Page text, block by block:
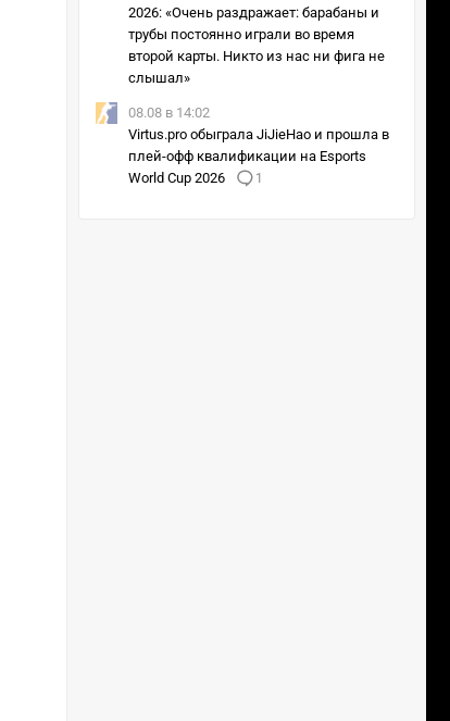
2026: «Очень раздражает: барабаны и
трубы постоянно играли во время
второй карты. Никто из нас ни фига не
слышал»
08.08 в 14:02
Virtus.pro обыграла JiJieHao и прошла в
плей-офф квалификации на Esports
World Cup 2026
1